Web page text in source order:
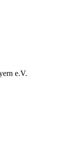
e.V.